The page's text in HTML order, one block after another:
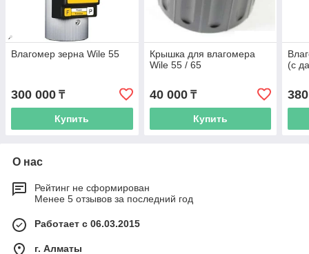
Влагомер зерна Wile 55
300 000 ₸
Купить
Крышка для влагомера
Wile 55 / 65
40 000₸
Купить
(с
О нас
Рейтинг не сформирован
Менее 5 отзывов за последний год
Работает с 06.03.2015
г. Алматы